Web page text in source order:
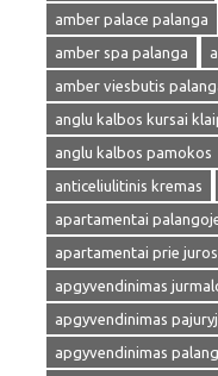
amber palace palanga
amber spa palanga
amber viesbutis
anglu kalbos kursai
anglu kalbos pamokos
anticeliulitinis kremas
apartamentai
apartamentai prie juros
apgyvendinimas
apgyvendinimas
apgyvendinimas